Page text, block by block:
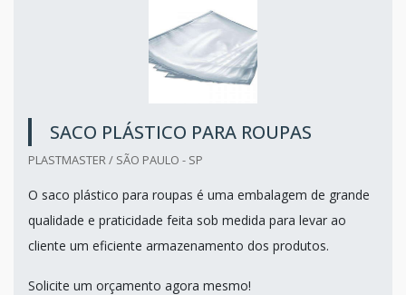
SACO PLÁSTICO PARA ROUPAS
PLASTMASTER / SÃO PAULO - SP
O saco plástico para roupas é uma embalagem de grande
qualidade e praticidade feita sob medida para levar ao
cliente um eficiente armazenamento dos produtos.
Solicite um orçamento agora mesmo!